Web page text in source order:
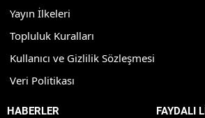
Yayın İlkeleri
Topluluk Kuralları
Kullanıcı ve Gizlilik Sözleşmesi
Veri Politikası
HABERLER FAYDALI